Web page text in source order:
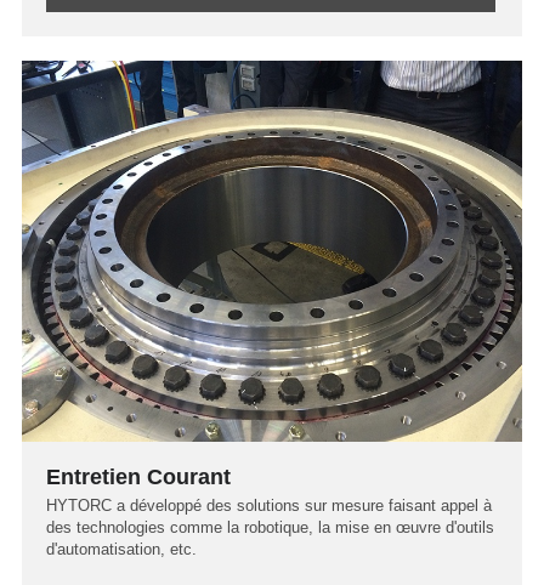
Entretien Courant
HYTORC a développé des solutions sur mesure faisant appel à
des technologies comme la robotique, la mise en œuvre d'outils
d'automatisation, etc.